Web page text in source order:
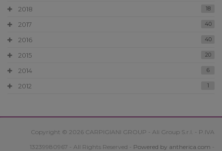
2018 18
2017 40
2016 40
2015 20
2014 6
2012 1
Copyright © 2026 CARPIGIANI GROUP - Ali Group S.r.l. - P.IVA
13239980967 - All Rights Reserved - Powered by antherica.com -